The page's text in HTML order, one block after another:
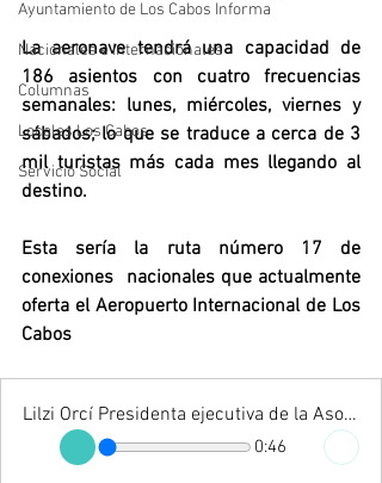
Ayuntamiento de Los Cabos Informa
Nacionales e Internacionales
Columnas
Locales Los Cabos
Servicio Social
La aeronave tendrá una capacidad de
186 asientos con cuatro frecuencias
semanales: lunes, miércoles, viernes y
sábados; lo que se traduce a cerca de 3
mil turistas más cada mes llegando al
destino.
Esta sería la ruta número 17 de
conexiones  nacionales que actualmente
oferta el Aeropuerto Internacional de Los
Cabos
Lilzi Orcí Presidenta ejecutiva de la Asociación de Hoteles de Los Cabos
0:46